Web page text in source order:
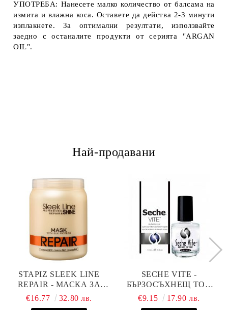
УПОТРЕБА: Нанесете малко количество от балсама на
измита и влажна коса. Оставете да действа 2-3 минути
изплакнете. За оптимални резултати, използвайте
заедно с останалите продукти от серията "ARGAN
OIL".
Най-продавани
STAPIZ SLEEK LINE
REPAIR - МАСКА ЗА
СУХИ, ИЗТОЩЕНИ И
€16.77 32.80 лв.
SECHE VITE -
БЪРЗОСЪХНЕЩ ТОП
ЛАК - 14 МЛ
€9.15 17.90 лв.